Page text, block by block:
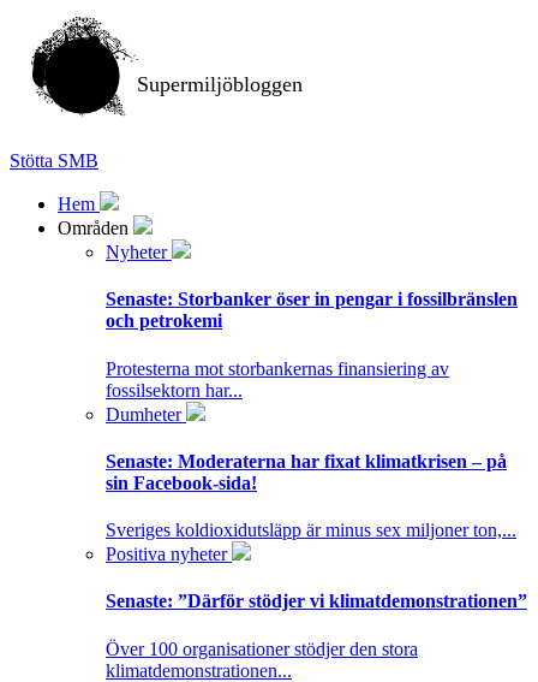
Supermiljöbloggen
Stötta SMB
Hem
Områden
Nyheter
Senaste: Storbanker öser in pengar i fossilbränslen
och petrokemi
Protesterna mot storbankernas finansiering av
fossilsektorn har...
Dumheter
Senaste: Moderaterna har fixat klimatkrisen – på
sin Facebook-sida!
Sveriges koldioxidutsläpp är minus sex miljoner ton,...
Positiva nyheter
Senaste: ”Därför stödjer vi klimatdemonstrationen”
Över 100 organisationer stödjer den stora
klimatdemonstrationen...